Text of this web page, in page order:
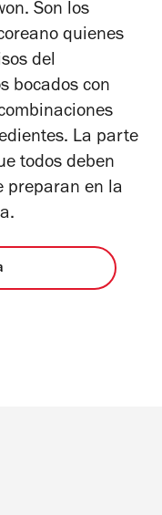
Son los
quienes
del
bocados con
La parte
todos deben
preparan en la